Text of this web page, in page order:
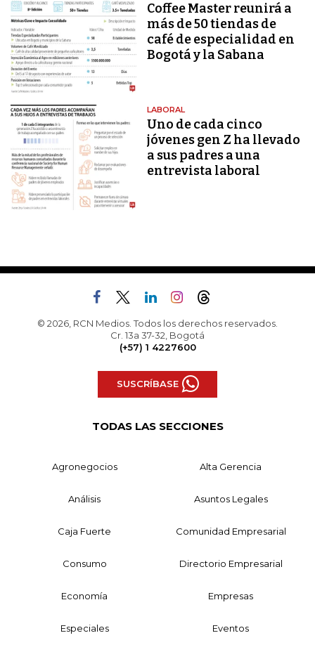
Coffee Master reunirá a
más de 50 tiendas de
café de especialidad en
Bogotá y la Sabana
LABORAL
Uno de cada cinco
jóvenes gen Z ha llevado
a sus padres a una
entrevista laboral
© 2026, RCN Medios. Todos los derechos reservados.
Cr. 13a 37-32, Bogotá
(+57) 1 4227600
SUSCRÍBASE
TODAS LAS SECCIONES
Agronegocios Alta Gerencia
Análisis Asuntos Legales
Caja Fuerte Comunidad Empresarial
Consumo Directorio Empresarial
Economía Empresas
Especiales Eventos